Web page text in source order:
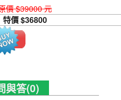
價 $39000 元
特價 $36800
與答(0)